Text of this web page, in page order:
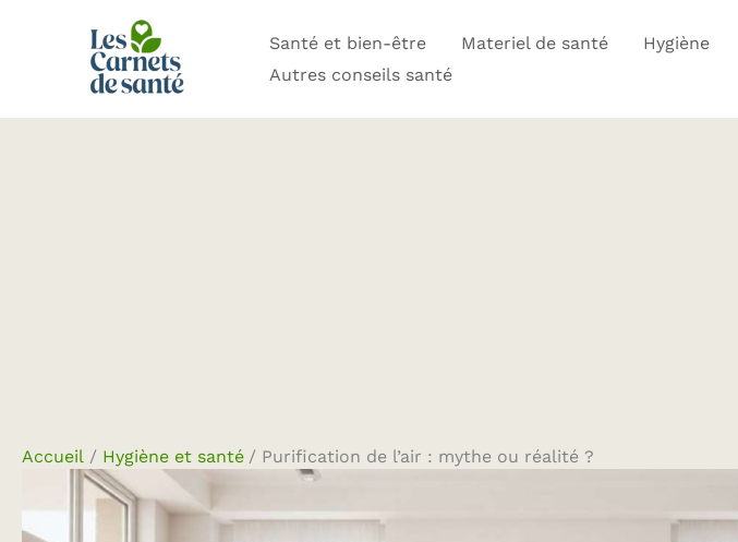
Santé et bien-être Materiel de santé Hygiène
Autres conseils santé
Accueil Hygiène et santé Purification de l’air : mythe ou réalité ?